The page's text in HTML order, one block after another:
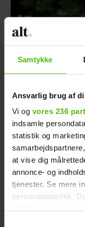
Samtykke
Ansvarlig brug af
Vi og vores 236
indsamle
statistik og
at vise dig
annonce- og
tjenester. Se mere
persondatapolitik.
Inger Støjberg
barndom: ”Den